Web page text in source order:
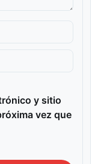
y sitio
vez que